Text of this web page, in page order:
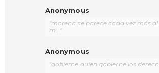
Anonymous
"morena se parece cada vez más
m..."
Anonymous
"gobierne quien gobierne los